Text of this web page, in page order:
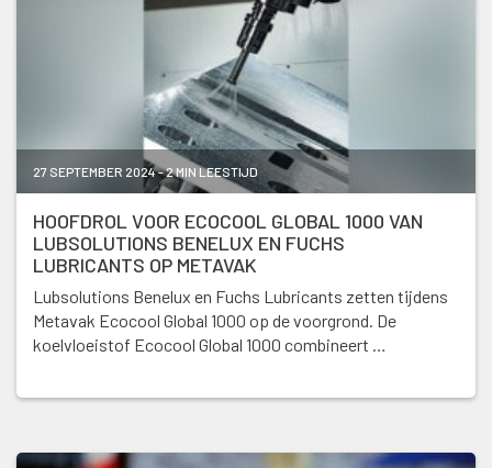
27 SEPTEMBER 2024 - 2 MIN LEESTIJD
HOOFDROL VOOR ECOCOOL GLOBAL 1000 VAN
LUBSOLUTIONS BENELUX EN FUCHS
LUBRICANTS OP METAVAK
Lubsolutions Benelux en Fuchs Lubricants zetten tijdens
Metavak Ecocool Global 1000 op de voorgrond. De
koelvloeistof Ecocool Global 1000 combineert …